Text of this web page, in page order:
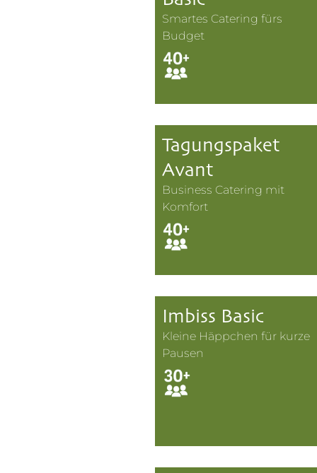
Smartes Catering fürs
Budget
Tagungspaket
Avant
Business Catering mit
Komfort
Imbiss Basic
Kleine Häppchen für kurze
Pausen